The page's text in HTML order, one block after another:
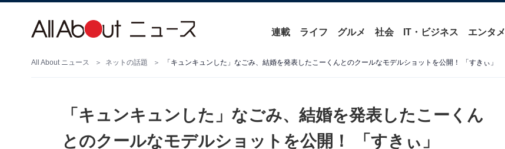
連載 ライフ グルメ 社会 IT・ビジネス エンタメ
All About ニュース ネットの話題 「キュンキュンした」なごみ、結婚を発表したこーくんとのクールなモデルショットを公開！ 「すきぃ」
「キュンキュンした」なごみ、結婚を発表したこーくん
とのクールなモデルショットを公開！ 「すきぃ」